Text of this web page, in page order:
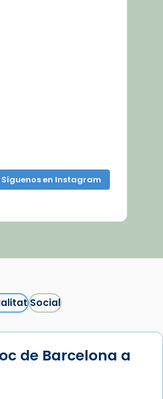
Síguenos en Instagram
Social
de Barcelona a